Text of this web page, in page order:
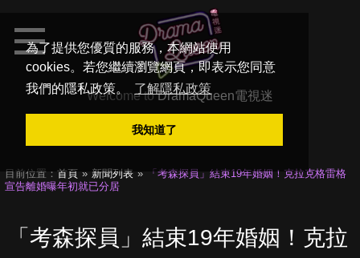
為了提供您優質的服務，本網站使用
cookies。若您繼續瀏覽網頁，即表示您同意
我們的隱私政策。
了解隱私政策
我知道了
Welcome toDramaQueen電視迷
目前位置： 首頁 新聞列表
「考森探員」結束19年婚姻！克拉克格雷格
宣告離婚曝年初就已分居
「考森探員」結束19年婚姻！克拉